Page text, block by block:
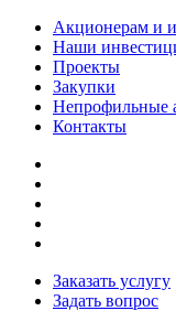
Акционерам и
Наши
Проекты
Закупки
Непрофильные
Контакты
Заказать услугу
Задать вопрос